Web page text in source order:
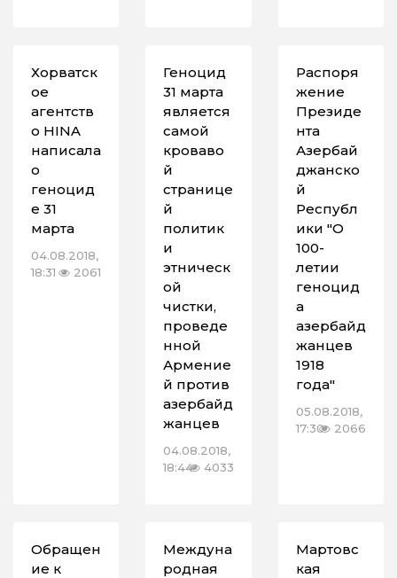
Хорватск
ое
агентств
о HINA
написала
о
геноцид
е 31
марта
04.08.2018,
18:31
2061
Геноцид
31 марта
является
самой
кроваво
й
странице
й
политик
и
этническ
ой
чистки,
проведе
нной
Армение
й против
азербайд
жанцев
04.08.2018,
18:44 4033
Распоря
жение
Президе
нта
Азербай
джанско
й
Республ
ики "О
100-
летии
геноцид
а
азербайд
жанцев
1918
года"
05.08.2018,
17:30 2066
Обращен
ие к
Междуна
родная
Мартовс
кая